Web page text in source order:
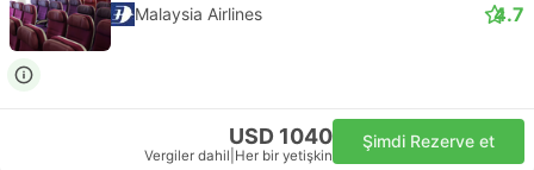
Malaysia Airlines 4.7
USD 1040
Vergiler dahil Her bir yetişkin
Şimdi Rezerve et